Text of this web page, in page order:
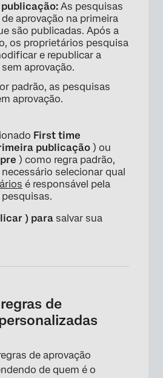
×
As pesquisas
aprovação na primeira
são publicadas. Após a
os proprietários pesquisa
e republicar a
aprovação.
padrão, as pesquisas
aprovação.
First time
publicação ) ou
) como regra padrão,
selecionar qual
é responsável pela
) para salvar sua
de
de aprovação
de quem é o